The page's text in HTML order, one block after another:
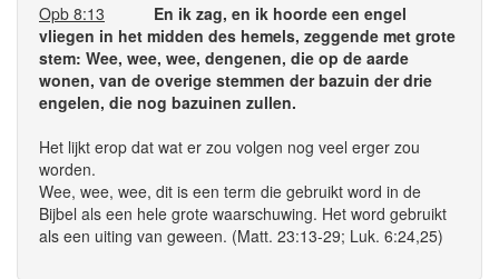
Opb 8:13
En ik zag, en ik hoorde een engel
vliegen in het midden des hemels, zeggende met grote
stem: Wee, wee, wee, dengenen, die op de aarde
wonen, van de overige stemmen der bazuin der drie
engelen, die nog bazuinen zullen.
Het lijkt erop dat wat er zou volgen nog veel erger zou
worden.
Wee, wee, wee, dit is een term die gebruikt word in de
Bijbel als een hele grote waarschuwing. Het word gebruikt
als een uiting van geween. (Matt. 23:13-29; Luk. 6:24,25)